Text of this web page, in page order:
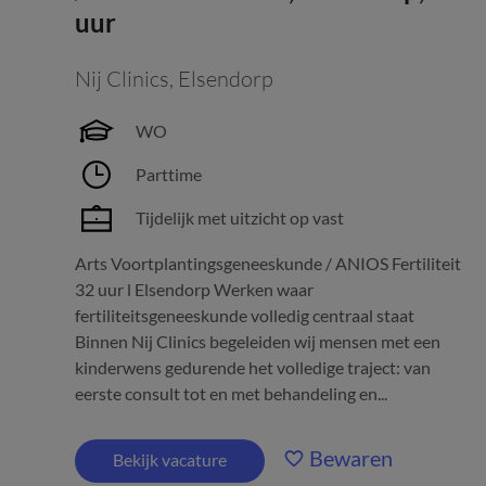
uur
Nij Clinics, Elsendorp
WO
Parttime
Tijdelijk met uitzicht op vast
Arts Voortplantingsgeneeskunde / ANIOS Fertiliteit
32 uur l Elsendorp Werken waar
fertiliteitsgeneeskunde volledig centraal staat
Binnen Nij Clinics begeleiden wij mensen met een
kinderwens gedurende het volledige traject: van
eerste consult tot en met behandeling en...
Bekijk vacature Bewaren